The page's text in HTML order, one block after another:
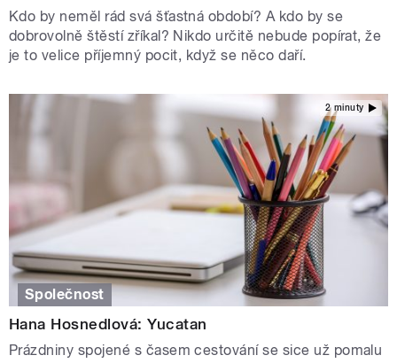
Kdo by neměl rád svá šťastná období? A kdo by se
dobrovolně štěstí zříkal? Nikdo určitě nebude popírat, že
je to velice příjemný pocit, když se něco daří.
2 minuty
Společnost
Hana Hosnedlová: Yucatan
Prázdniny spojené s časem cestování se sice už pomalu